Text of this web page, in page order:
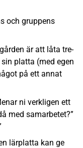
och gruppens
är att låta tre-
platta (med egen
på ett annat
ni verkligen ett
med samarbetet?”
lärplatta kan ge